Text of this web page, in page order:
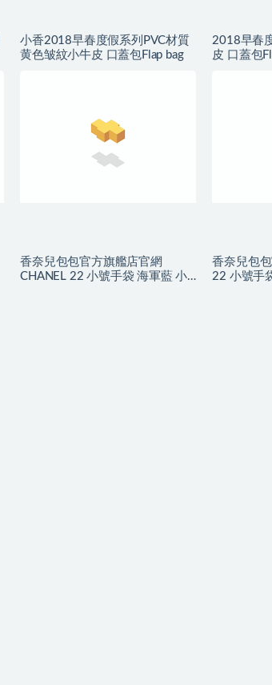
小香2018早春度假系列PVC材質
黄色皱紋小牛皮 口蓋包Flap bag
2018早春
皮 口蓋包
香奈兒包包官方旗艦店官網
CHANEL 22 小號手袋 海軍藍 小
香奈兒包
22 小號手